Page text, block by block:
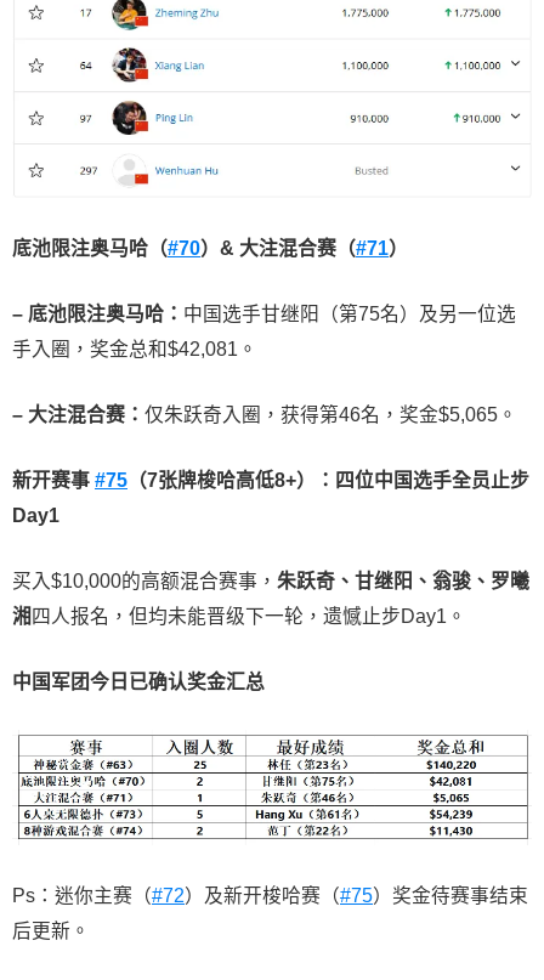
底池限注奥马哈（#70） & 大注混合赛（#71）
– 底池限注奥马哈： 中国选手甘继阳（第75名）及另一位选
手入圈，奖金总和$42,081。
– 大注混合赛： 仅朱跃奇入圈，获得第46名，奖金$5,065。
新开赛事 #75 （7张牌梭哈高低8+）：四位中国选手全员止步
Day1
买入$10,000的高额混合赛事， 朱跃奇、甘继阳、翁骏、罗曦
湘 四人报名，但均未能晋级下一轮，遗憾止步Day1。
中国军团今日已确认奖金汇总
Ps：迷你主赛（#72）及新开梭哈赛（#75）奖金待赛事结束
后更新。